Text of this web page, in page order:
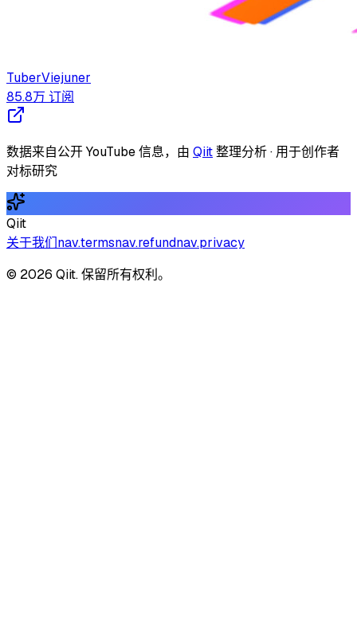
TuberViejuner
85.8万 订阅
数据来自公开 YouTube 信息，由 Qiit整理分析 · 用于创作者
对标研究
Qiit
关于我们nav.termsnav.refundnav.privacy
© 2026 Qiit. 保留所有权利。